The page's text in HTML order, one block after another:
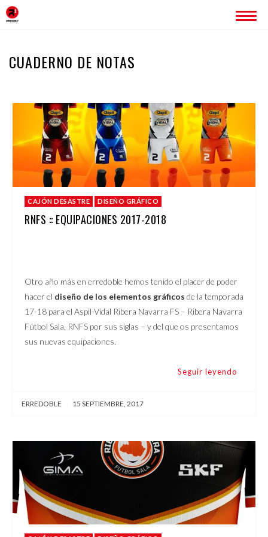
SERVICIOS
IMAGEN CORPORATIVA
PÁGINAS WEB
ROTULACIÓN
PUBLICIDAD
PROYECTOS
CUADERNO DE NOTAS
CAJÓN DESASTRE DISEÑO GRÁFICO
RNFS :: EQUIPACIONES 2017-2018
Otro año más en erredoble hemos tenido el placer de poder
hacer el diseño de los elementos gráficos de la temporada
17-18 para el Aspil-Vidal Ribera Navarra FS – Ribera Navarra
Fútbol Sala, RNFS por sus siglas – y del que os presentamos
sus nuevas equipaciones.
Seguir leyendo
ERREDOBLE 15 SEPTIEMBRE, 2017